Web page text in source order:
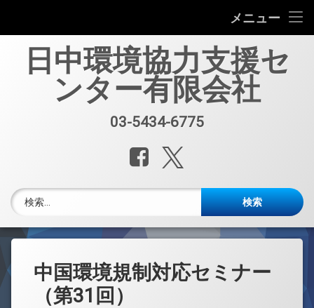
メニュー
中国環境規制対応セミナー（第33回）
中国環境規制対応支援業務紹介
セミナー、資料販売
中文
日中環境協力支援セ
ンター有限会社
03-5434-6775
Facebook
中国環境規制対応セミナー
（第31回）